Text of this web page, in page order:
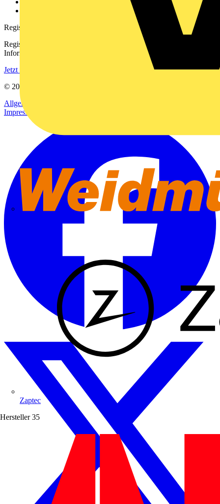
Zaptec
Hersteller 35
Registrierung
Registrieren Sie sich kostenlos und erhalten Sie stets aktuelle
Informationen aus der Elektroindustrie.
Jetzt registrieren
© 2002-
Allgemeine Geschäftsbedingungen
Impressum